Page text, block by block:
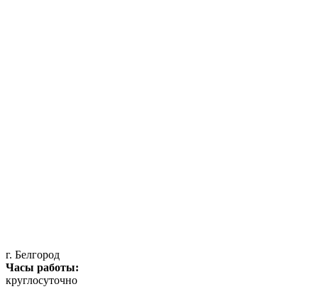
г. Белгород
Часы работы:
круглосуточно